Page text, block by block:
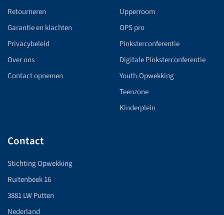
Retourneren
Garantie en klachten
Privacybeleid
Over ons
Contact opnemen
Upperroom
OPS pro
Pinksterconferentie
Digitale Pinksterconferentie
Youth.Opwekking
Teenzone
Kinderplein
Contact
Stichting Opwekking
Ruitenbeek 16
3881 LW Putten
Nederland